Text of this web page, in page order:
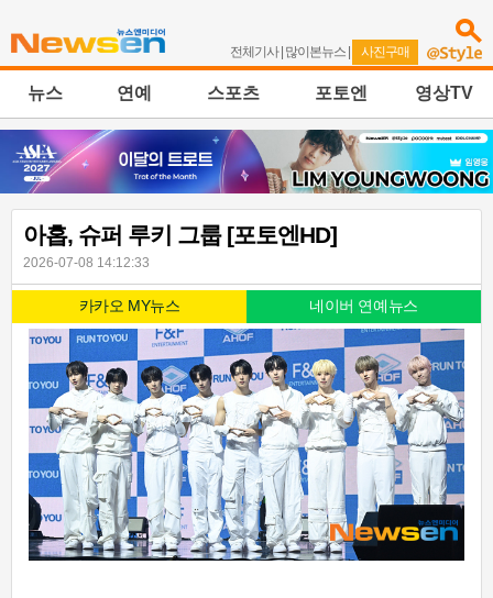
전체기사| 많이본뉴스 | 사진구매
뉴스 연예 스포츠 포토엔 영상TV
아홉, 슈퍼 루키 그룹 [포토엔HD]
2026-07-08 14:12:33
카카오 MY뉴스 네이버 연예뉴스